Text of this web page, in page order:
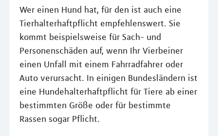
Wer einen Hund hat, für den ist auch eine
Tierhalterhaftpflicht empfehlenswert. Sie
kommt beispielsweise für Sach- und
Personenschäden auf, wenn Ihr Vierbeiner
einen Unfall mit einem Fahrradfahrer oder
Auto verursacht. In einigen Bundesländern ist
eine Hundehalterhaftpflicht für Tiere ab einer
bestimmten Größe oder für bestimmte
Rassen sogar Pflicht.